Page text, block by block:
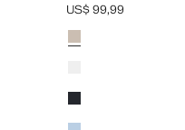
Precio actual [US$
US$ 99,99
Colores
Arena
Azul marino
Azul celeste